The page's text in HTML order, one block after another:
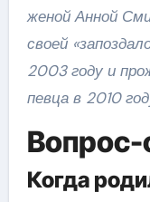
женой Анной
своей
2003 году и
певца в 2010
Вопрос-
Когда